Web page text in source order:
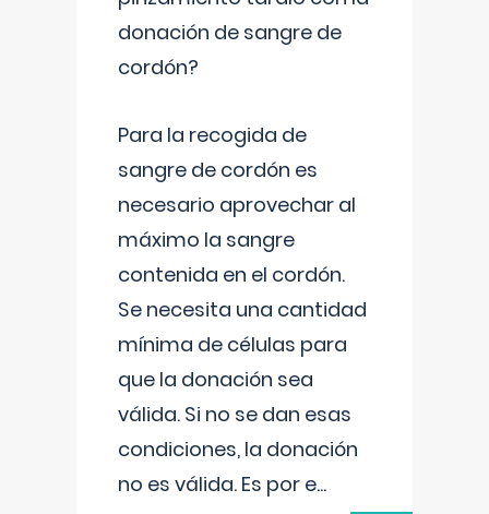
donación de sangre de
cordón?
Para la recogida de
sangre de cordón es
necesario aprovechar al
máximo la sangre
contenida en el cordón.
Se necesita una cantidad
mínima de células para
que la donación sea
válida. Si no se dan esas
condiciones, la donación
no es válida. Es por e...